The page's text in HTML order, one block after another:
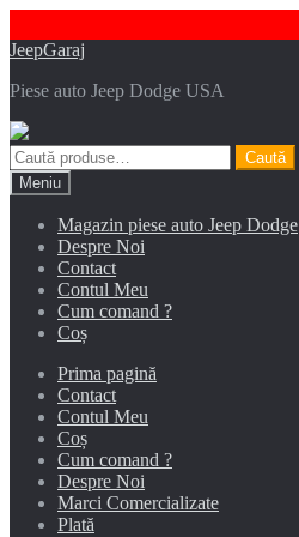
Sari
navigare
Sari
conținut
JeepGaraj
Piese auto Jeep Dodge USA
Caută
după:
Caută
Meniu
Magazin piese auto Jeep Dodge
Despre Noi
Contact
Contul Meu
Cum comand ?
Coș
Prima pagină
Contact
Contul Meu
Coș
Cum comand ?
Despre Noi
Marci Comercializate
Plată